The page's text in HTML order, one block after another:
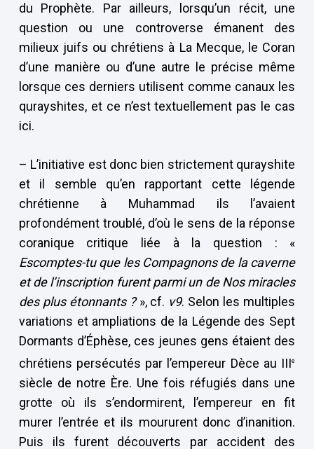
du Prophète. Par ailleurs, lorsqu’un récit, une
question ou une controverse émanent des
milieux juifs ou chrétiens à La Mecque, le Coran
d’une manière ou d’une autre le précise même
lorsque ces derniers utilisent comme canaux les
qurayshites, et ce n’est textuellement pas le cas
ici.
– L’initiative est donc bien strictement qurayshite
et il semble qu’en rapportant cette légende
chrétienne à Muhammad ils l’avaient
profondément troublé, d’où le sens de la réponse
coranique critique liée à la question : «
Escomptes-tu que les Compagnons de la caverne
et de l’inscription furent parmi un de Nos miracles
des plus étonnants ?», cf. v9. Selon les multiples
variations et ampliations de la Légende des Sept
Dormants d’Éphèse, ces jeunes gens étaient des
chrétiens persécutés par l’empereur Dèce au IIIe
siècle de notre Ère. Une fois réfugiés dans une
grotte où ils s’endormirent, l’empereur en fit
murer l’entrée et ils moururent donc d’inanition.
Puis ils furent découverts par accident des